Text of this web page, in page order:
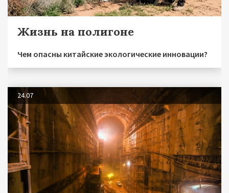
Жизнь на полигоне
Чем опасны китайские экологические инновации?
24.07